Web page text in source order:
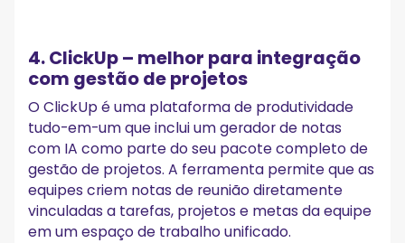
4. ClickUp – melhor para integração
com gestão de projetos
O ClickUp é uma plataforma de produtividade
tudo-em-um que inclui um gerador de notas
com IA como parte do seu pacote completo de
gestão de projetos. A ferramenta permite que as
equipes criem notas de reunião diretamente
vinculadas a tarefas, projetos e metas da equipe
em um espaço de trabalho unificado.